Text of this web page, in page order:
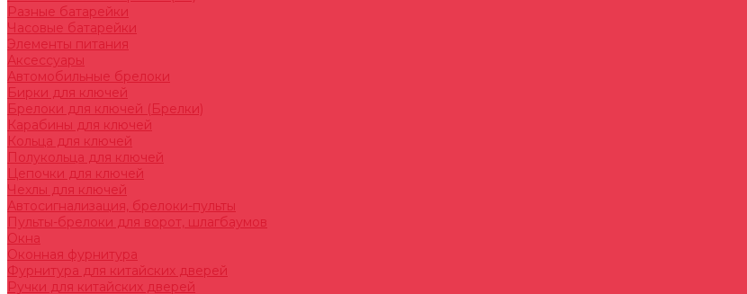
Разные батарейки
Часовые батарейки
Элементы питания
Аксессуары
Автомобильные брелоки
Бирки для ключей
Брелоки для ключей (Брелки)
Карабины для ключей
Кольца для ключей
Полукольца для ключей
Цепочки для ключей
Чехлы для ключей
Автосигнализация, брелоки-пульты
Пульты-брелоки для ворот, шлагбаумов
Окна
Оконная фурнитура
Фурнитура для китайских дверей
Ручки для китайских дверей